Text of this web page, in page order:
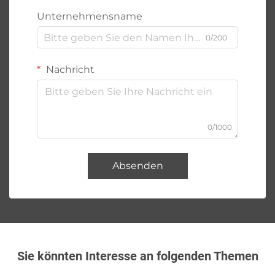
Unternehmensname
0/200
Nachricht
0/1000
Absenden
Sie könnten Interesse an folgenden Themen